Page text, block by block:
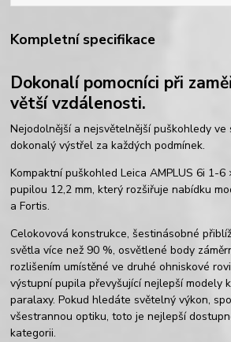
Kompletní specifikace
Dokonalí pomocníci při
větší vzdálenosti.
Nejodolnější a nejsvětelnější puškohledy ve
dokonalý výstřel za každých podmínek.
Kompaktní puškohled Leica AMPLUS 6i 1-
pupilou 12,2 mm, který rozšiřuje nabídku
a Fortis.
Celokovová konstrukce, šestinásobné
světla více než 90 %, osvětlené body
rozlišením umístěné ve druhé ohniskové
výstupní pupila převyšující nejlepší modely
paralaxy. Pokud hledáte světelný výkon,
všestrannou optiku, toto je nejlepší
kategorii.